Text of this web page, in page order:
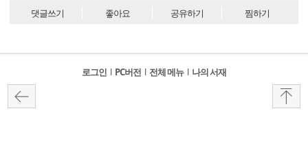
댓글쓰기 좋아요 공유하기 찜하기
로그인 l PC버전 l 전체 메뉴 l 나의 서재